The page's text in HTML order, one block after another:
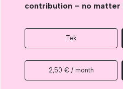
contribution – no matter
Tek
2,50 € / month